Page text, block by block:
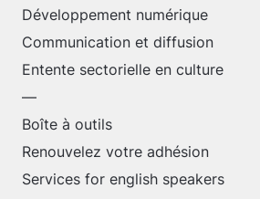
Développement numérique
Communication et diffusion
Entente sectorielle en culture
—
Boîte à outils
Renouvelez votre adhésion
Services for english speakers